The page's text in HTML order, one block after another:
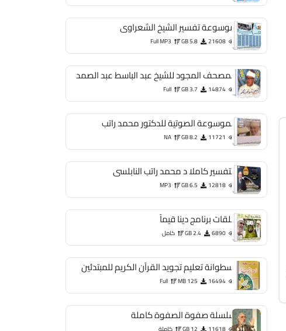
موسوعة تفسير الشيخ الشعراوى
21608
5.8 GB
Full MP3
المصحف المجود للشيخ عبد الباسط عبد الصمد
14874
3.7 GB
Full
الموسوعة الصوتية للدكتور محمد راتب
11721
8.2 GB
NA
التفسير كاملا د محمد راتب النابلسى
12818
6.5 GB
MP3
حلقات برنامج دينا قيماً
6890
2.4 GB كامل
اسطوانة تعليم تجويد القرآن الكريم للمبتدئين
16494
125 MB
Full
سلسلة صفوة الصفوة كاملة
11618
12 GB كاملة